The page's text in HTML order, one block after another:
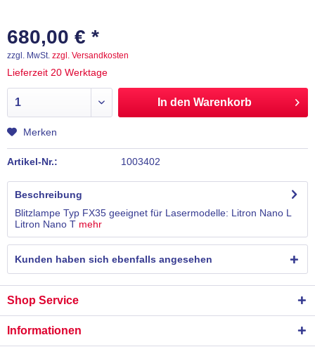
680,00 € *
zzgl. MwSt. zzgl. Versandkosten
Lieferzeit 20 Werktage
In den Warenkorb
Merken
Artikel-Nr.: 1003402
Beschreibung
Blitzlampe Typ FX35 geeignet für Lasermodelle: Litron Nano L
Litron Nano T mehr
Kunden haben sich ebenfalls angesehen
Shop Service
Informationen